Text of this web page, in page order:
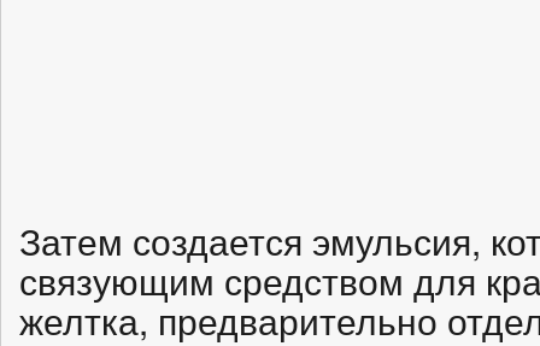
Затем создается эмульсия,
связующим средством для
желтка, предварительно